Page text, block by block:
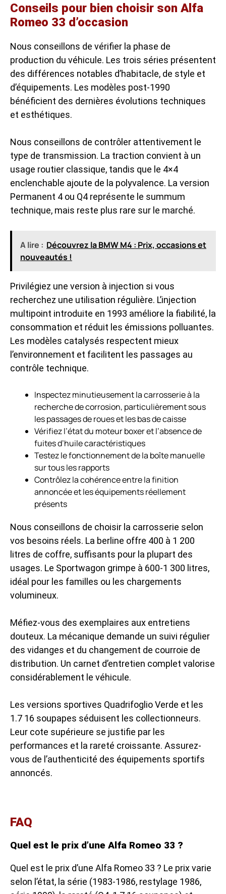
Conseils pour bien choisir son Alfa
Romeo 33 d’occasion
Nous conseillons de vérifier la phase de
production du véhicule. Les trois séries présentent
des différences notables d’habitacle, de style et
d’équipements. Les modèles post-1990
bénéficient des dernières évolutions techniques
et esthétiques.
Nous conseillons de contrôler attentivement le
type de transmission. La traction convient à un
usage routier classique, tandis que le 4×4
enclenchable ajoute de la polyvalence. La version
Permanent 4 ou Q4 représente le summum
technique, mais reste plus rare sur le marché.
A lire : Découvrez la BMW M4 : Prix, occasions et
nouveautés !
Privilégiez une version à injection si vous
recherchez une utilisation régulière. L’injection
multipoint introduite en 1993 améliore la fiabilité, la
consommation et réduit les émissions polluantes.
Les modèles catalysés respectent mieux
l’environnement et facilitent les passages au
contrôle technique.
Inspectez minutieusement la carrosserie à la
recherche de corrosion, particulièrement sous
les passages de roues et les bas de caisse
Vérifiez l’état du moteur boxer et l’absence de
fuites d’huile caractéristiques
Testez le fonctionnement de la boîte manuelle
sur tous les rapports
Contrôlez la cohérence entre la finition
annoncée et les équipements réellement
présents
Nous conseillons de choisir la carrosserie selon
vos besoins réels. La berline offre 400 à 1 200
litres de coffre, suffisants pour la plupart des
usages. Le Sportwagon grimpe à 600-1 300 litres,
idéal pour les familles ou les chargements
volumineux.
Méfiez-vous des exemplaires aux entretiens
douteux. La mécanique demande un suivi régulier
des vidanges et du changement de courroie de
distribution. Un carnet d’entretien complet valorise
considérablement le véhicule.
Les versions sportives Quadrifoglio Verde et les
1.7 16 soupapes séduisent les collectionneurs.
Leur cote supérieure se justifie par les
performances et la rareté croissante. Assurez-
vous de l’authenticité des équipements sportifs
annoncés.
FAQ
Quel est le prix d’une Alfa Romeo 33 ?
Quel est le prix d’une Alfa Romeo 33 ? Le prix varie
selon l’état, la série (1983-1986, restylage 1986,